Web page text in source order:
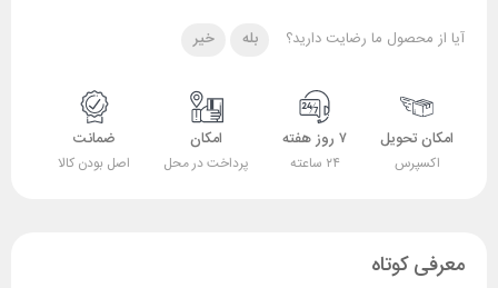
آیا از محصول ما رضایت دارید؟ بله خیر
امکان تحویل
اکسپرس
۷ روز هفته
۲۴ ساعته
امکان
پرداخت در محل
ضمانت
اصل بودن کالا
معرفی کوتاه